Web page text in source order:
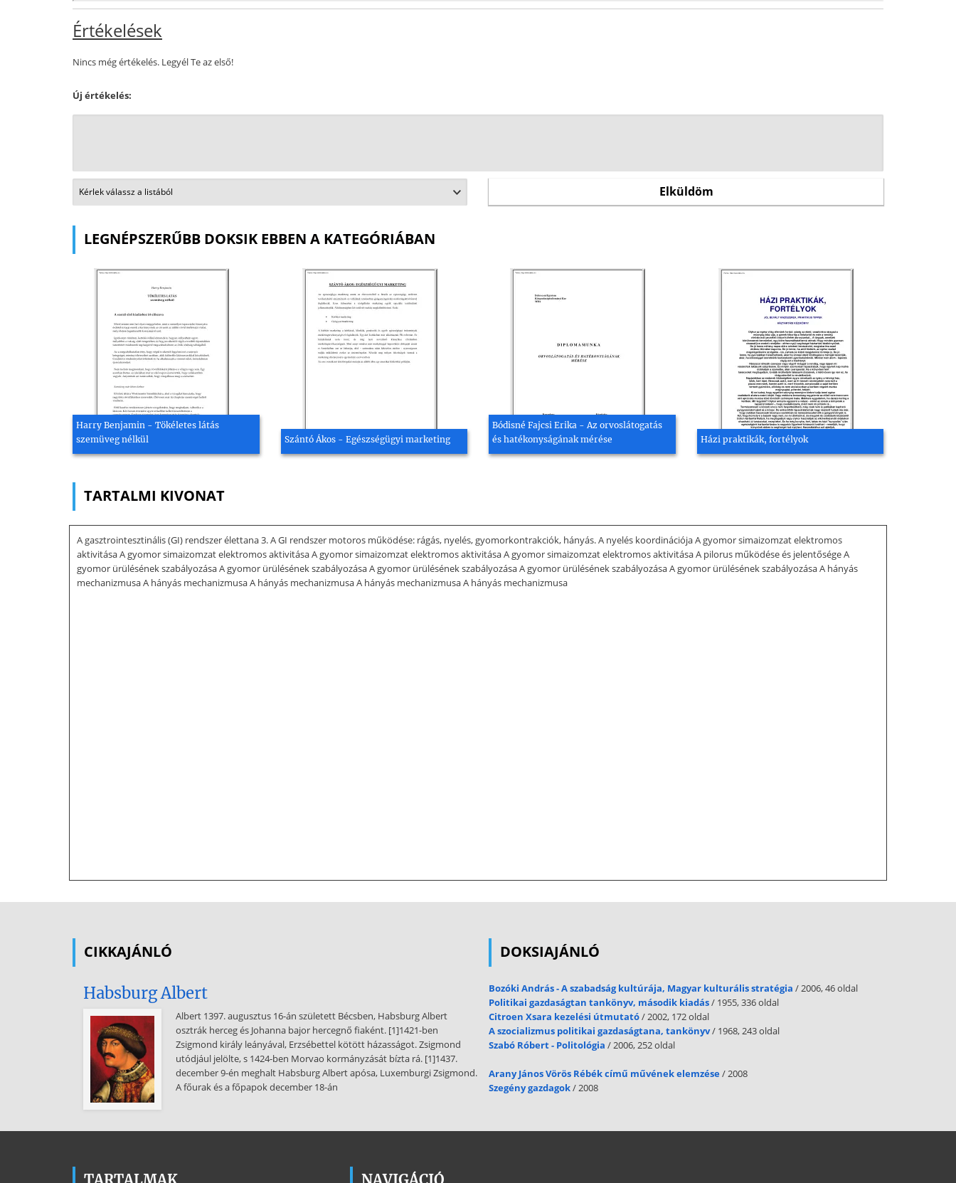
Értékelések
Nincs még értékelés. Legyél Te az első!
Új értékelés:
LEGNÉPSZERŰBB DOKSIK EBBEN A KATEGÓRIÁBAN
Harry Benjamin - Tökéletes látás
szemüveg nélkül
Szántó Ákos - Egészségügyi marketing
Bódisné Fajcsi Erika - Az orvoslátogatás
és hatékonyságának mérése
Házi praktikák, fortélyok
TARTALMI KIVONAT
A gasztrointesztinális (GI) rendszer élettana 3. A GI rendszer motoros működése: rágás, nyelés, gyomorkontrakciók, hányás. A nyelés koordinációja A gyomor simaizomzat elektromos
aktivitása A gyomor simaizomzat elektromos aktivitása A gyomor simaizomzat elektromos aktivitása A gyomor simaizomzat elektromos aktivitása A pilorus működése és jelentősége A
gyomor ürülésének szabályozása A gyomor ürülésének szabályozása A gyomor ürülésének szabályozása A gyomor ürülésének szabályozása A gyomor ürülésének szabályozása A hányás
mechanizmusa A hányás mechanizmusa A hányás mechanizmusa A hányás mechanizmusa A hányás mechanizmusa
CIKKAJÁNLÓ
Habsburg Albert
Albert 1397. augusztus 16-án született Bécsben, Habsburg Albert
osztrák herceg és Johanna bajor hercegnő fiaként. [1]1421-ben
Zsigmond király leányával, Erzsébettel kötött házasságot. Zsigmond
utódjául jelölte, s 1424-ben Morvao kormányzását bízta rá. [1]1437.
december 9-én meghalt Habsburg Albert apósa, Luxemburgi Zsigmond.
A főurak és a főpapok december 18-án
DOKSIAJÁNLÓ
Bozóki András - A szabadság kultúrája, Magyar kulturális stratégia / 2006, 46 oldal
Politikai gazdaságtan tankönyv, második kiadás/ 1955, 336 oldal
Citroen Xsara kezelési útmutató/ 2002, 172 oldal
A szocializmus politikai gazdaságtana, tankönyv/ 1968, 243 oldal
Szabó Róbert - Politológia / 2006, 252 oldal
Arany János Vörös Rébék című művének elemzése/ 2008
Szegény gazdagok/ 2008